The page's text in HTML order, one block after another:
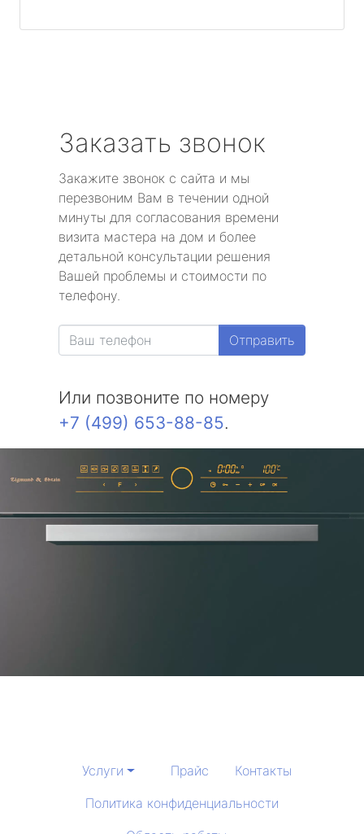
Заказать звонок
Закажите звонок с сайта и мы
перезвоним Вам в течении одной
минуты для согласования времени
визита мастера на дом и более
детальной консультации решения
Вашей проблемы и стоимости по
телефону.
Отправить
Или позвоните по номеру
+7 (499) 653-88-85.
Услуги Прайс
Контакты
Политика конфиденциальности